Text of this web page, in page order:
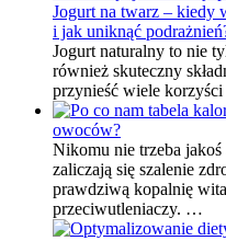
Jogurt na twarz – kiedy
i jak uniknąć
Jogurt naturalny to nie
również skuteczny
przynieść wiele
owoców?
Nikomu nie trzeba jakoś
zaliczają się szalenie
prawdziwą kopalnię
przeciwutleniaczy. …